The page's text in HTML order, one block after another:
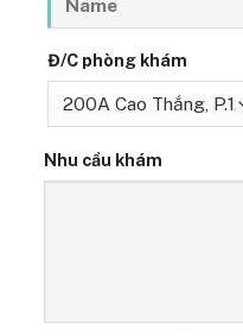
Đ/C phòng khám
Nhu cầu khám